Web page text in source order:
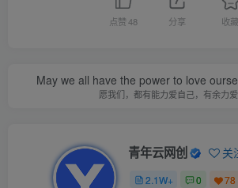
点赞48 分享 收藏
May we all have the power to love
愿我们，都有能力爱自己，有余力
青年云网创 关
2.1W+ 0 78